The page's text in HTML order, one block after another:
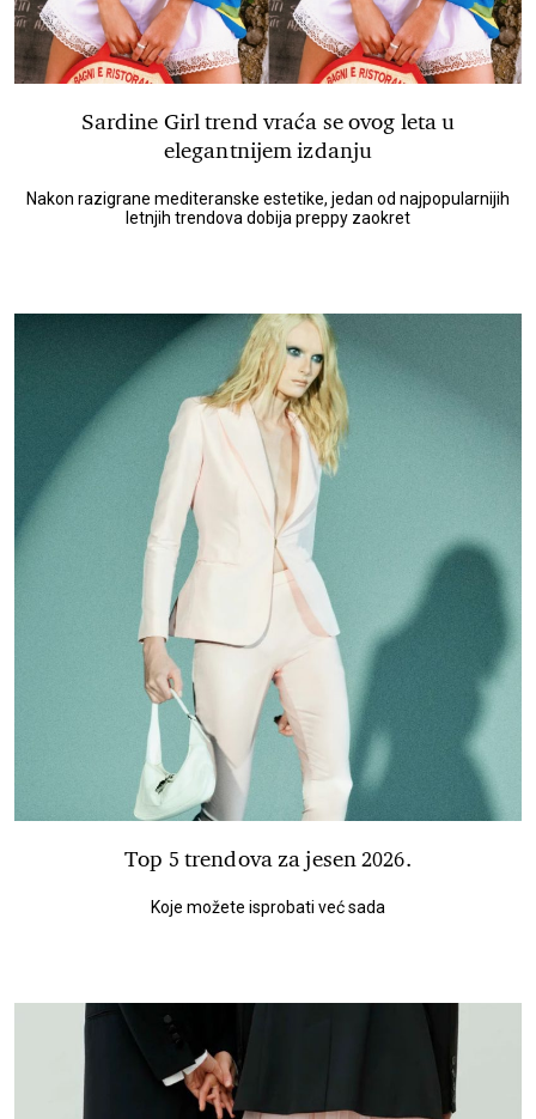
Sardine Girl trend vraća se ovog leta u
elegantnijem izdanju
Nakon razigrane mediteranske estetike, jedan od najpopularnijih
letnjih trendova dobija preppy zaokret
Top 5 trendova za jesen 2026.
Koje možete isprobati već sada